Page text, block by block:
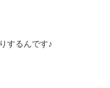
するんです♪